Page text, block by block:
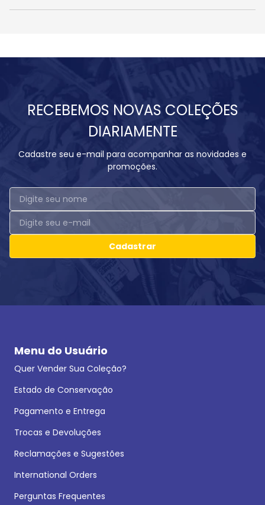
RECEBEMOS NOVAS COLEÇÕES
DIARIAMENTE
Cadastre seu e-mail para acompanhar as novidades e
promoções.
Cadastrar
Menu do Usuário
Quer Vender Sua Coleção?
Estado de Conservação
Pagamento e Entrega
Trocas e Devoluções
Reclamações e Sugestões
International Orders
Perguntas Frequentes